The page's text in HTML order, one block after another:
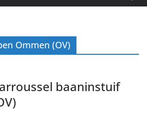
Ommen (OV)
baaninstuif